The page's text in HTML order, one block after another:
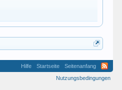
Hilfe Startseite
Seitenanfang
Nutzungsbedingungen